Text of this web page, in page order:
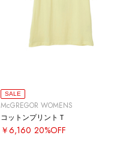
SALE
McGREGOR WOMENS
コットンプリントＴ
￥6,160 20%OFF